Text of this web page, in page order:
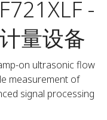
-
量设备
on ultrasonic flow
measurement of
signal processing